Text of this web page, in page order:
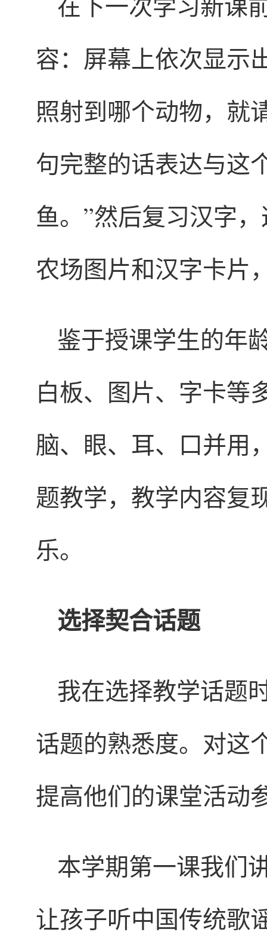
容：屏幕上依次显示
照射到哪个动物，就
句完整的话表达与这
鱼。”然后复习汉字
农场图片和汉字卡片
鉴于授课学生的年
白板、图片、字卡等
脑、眼、耳、口并用
题教学，教学内容复
乐。
选择契合话题
我在选择教学话题
话题的熟悉度。对这
提高他们的课堂活动
本学期第一课我们
让孩子听中国传统歌